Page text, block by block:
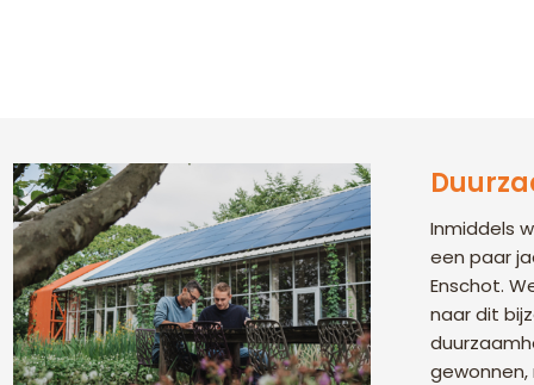
Inmiddels
een paar
Enschot.
naar dit